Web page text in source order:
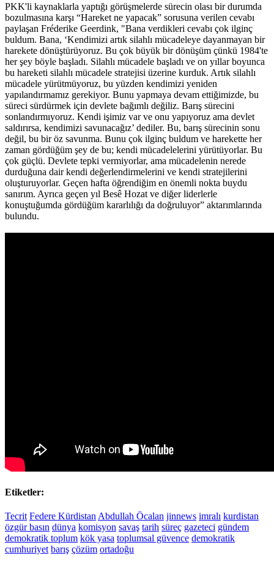
PKK'li kaynaklarla yaptığı görüşmelerde sürecin olası bir durumda
bozulmasına karşı “Hareket ne yapacak” sorusuna verilen cevabı
paylaşan Fréderike Geerdink, "Bana verdikleri cevabı çok ilginç
buldum. Bana, ‘Kendimizi artık silahlı mücadeleye dayanmayan bir
harekete dönüştürüyoruz. Bu çok büyük bir dönüşüm çünkü 1984'te
her şey böyle başladı. Silahlı mücadele başladı ve on yıllar boyunca
bu hareketi silahlı mücadele stratejisi üzerine kurduk. Artık silahlı
mücadele yürütmüyoruz, bu yüzden kendimizi yeniden
yapılandırmamız gerekiyor. Bunu yapmaya devam ettiğimizde, bu
süreci sürdürmek için devlete bağımlı değiliz. Barış sürecini
sonlandırmıyoruz. Kendi işimiz var ve onu yapıyoruz ama devlet
saldırırsa, kendimizi savunacağız’ dediler. Bu, barış sürecinin sonu
değil, bu bir öz savunma. Bunu çok ilginç buldum ve harekette her
zaman gördüğüm şey de bu; kendi mücadelelerini yürütüyorlar. Bu
çok güçlü. Devlete tepki vermiyorlar, ama mücadelenin nerede
durduğuna dair kendi değerlendirmelerini ve kendi stratejilerini
oluşturuyorlar. Geçen hafta öğrendiğim en önemli nokta buydu
sanırım. Ayrıca geçen yıl Besê Hozat ve diğer liderlerle
konuştuğumda gördüğüm kararlılığı da doğruluyor” aktarımlarında
bulundu.
Etiketler:
Tecrit Federe Kürdistan Abdullah Öcalan jinnews imralı kurdistan
özgür basın dünya komisyon savaş tarih süreç gazeteci gündem
demokratik toplum kök yasa toplumsal güvence demokratik
cumhuriyet barış çözüm ortadoğu